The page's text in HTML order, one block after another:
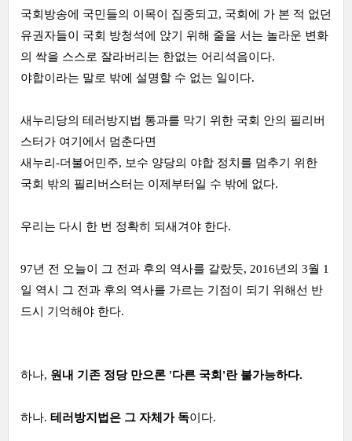
국회방송에 국민들의 이목이 집중되고, 국회에 가 본 적 없던
유권자들이 국회 방청석에 앉기 위해 줄을 서는 놀라운 변화
의 싹을 스스로 잘라버리는 한없는 어리석음이다.
야합이라는 말로 밖에 설명할 수 없는 일이다.
새누리당의 테러방지법 통과를 막기 위한 국회 안의 필리버
스터가 여기에서 멈춘다면
새누리-더불어민주, 보수 양당의 야합 정치를 멈추기 위한
국회 밖의 필리버스터는 이제부터일 수 밖에 없다.
우리는 다시 한 번 정확히 되새겨야 한다.
97년 전 오늘이 그 전과 후의 역사를 갈랐듯, 2016년의 3월 1
일 역시 그 전과 후의 역사를 가르는 기점이 되기 위해선 반
드시 기억해야 한다.
하나, 원내 기존 정당 만으론 '다른 국회'란 불가능하다.
하나. 테러방지법은 그 자체가 독이다.